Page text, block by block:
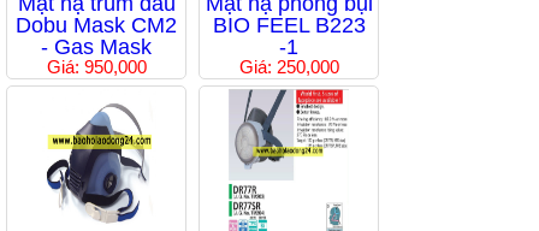
Dobu Mask CM2
- Gas Mask
Giá: 950,000
BIO FEEL B223
-1
Giá: 250,000